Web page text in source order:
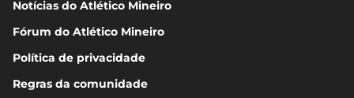
Notícias do Atlético Mineiro
Fórum do Atlético Mineiro
Política de privacidade
Regras da comunidade